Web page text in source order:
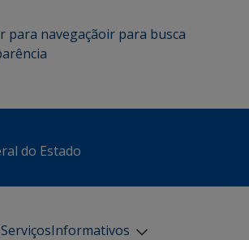
para navegaçãoir para busca
do Estado
ServiçosInformativos